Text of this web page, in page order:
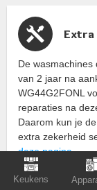
Keukens
Extra
De
van 2 jaar na
WG44G2FONL
reparaties na
Daarom kun je
extra zekerheid
deze pagina.